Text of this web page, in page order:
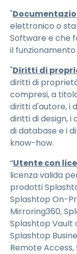
"
elettronico o
Software e che
il funzionamento
"Diritti di
diritti di
compresi, a
diritti d'autore, i
diritti di design,
di database e i
know-how.
“Utente con
licenza valida
prodotti
Splashtop On-
Mirroring360,
Splashtop Vault
Splashtop
Remote